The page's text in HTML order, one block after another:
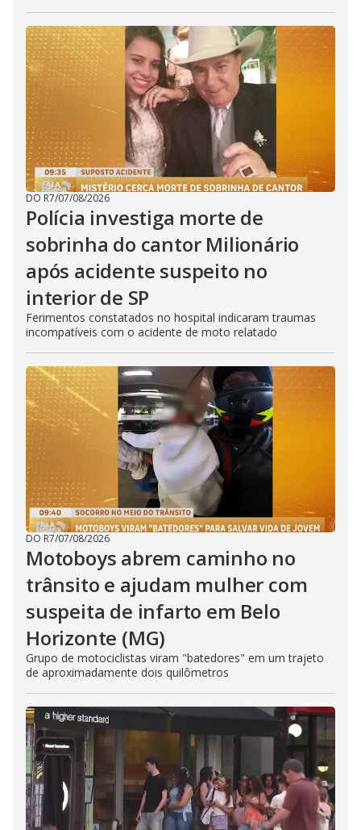
DO R7/07/08/2026
Polícia investiga morte de
sobrinha do cantor Milionário
após acidente suspeito no
interior de SP
Ferimentos constatados no hospital indicaram traumas
incompatíveis com o acidente de moto relatado
DO R7/07/08/2026
Motoboys abrem caminho no
trânsito e ajudam mulher com
suspeita de infarto em Belo
Horizonte (MG)
Grupo de motociclistas viram "batedores" em um trajeto
de aproximadamente dois quilômetros